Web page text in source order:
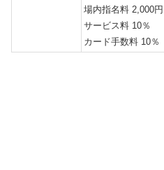
場内指名料 2,000円
サービス料 10％
カード手数料 10％